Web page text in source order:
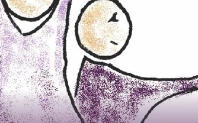
Nossa Senhora Homilia Dominical
Avisos 2 Crítica Cinema Turismo